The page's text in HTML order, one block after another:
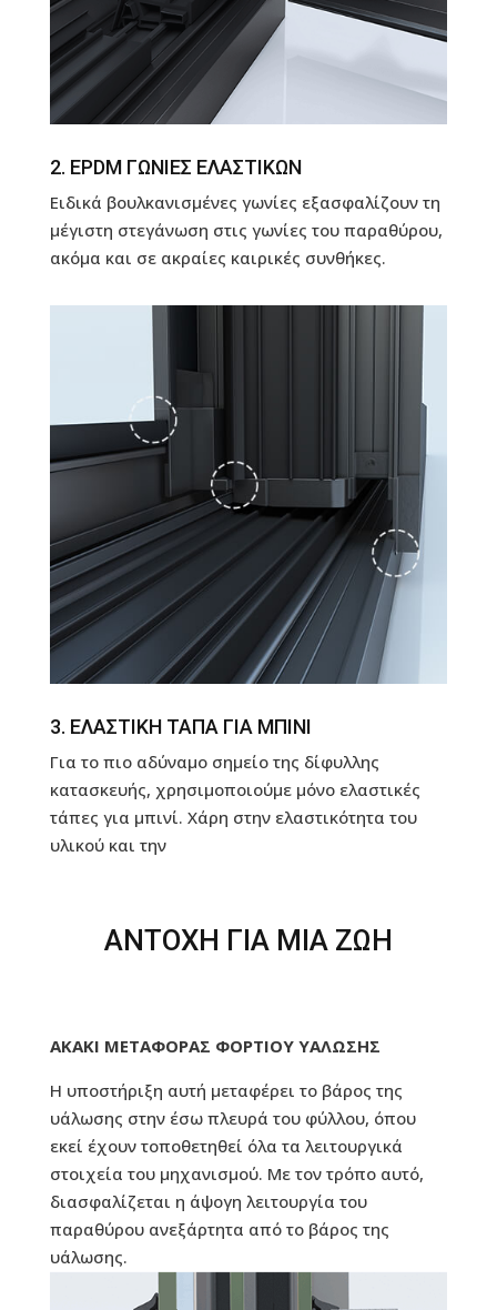
2. EPDM ΓΩΝΙΕΣ ΕΛΑΣΤΙΚΩΝ
Ειδικά βουλκανισμένες γωνίες εξασφαλίζουν τη
μέγιστη στεγάνωση στις γωνίες του παραθύρου,
ακόμα και σε ακραίες καιρικές συνθήκες.
3. ΕΛΑΣΤΙΚΗ ΤΑΠΑ ΓΙΑ ΜΠΙΝΙ
Για το πιο αδύναμο σημείο της δίφυλλης
κατασκευής, χρησιμοποιούμε μόνο ελαστικές
τάπες για μπινί. Χάρη στην ελαστικότητα του
υλικού και την
ΑΝΤΟΧΗ ΓΙΑ ΜΙΑ ΖΩΗ
ΑΚΑΚΙ ΜΕΤΑΦΟΡΑΣ ΦΟΡΤΙΟΥ ΥΑΛΩΣΗΣ
Η υποστήριξη αυτή μεταφέρει το βάρος της
υάλωσης στην έσω πλευρά του φύλλου, όπου
εκεί έχουν τοποθετηθεί όλα τα λειτουργικά
στοιχεία του μηχανισμού. Με τον τρόπο αυτό,
διασφαλίζεται η άψογη λειτουργία του
παραθύρου ανεξάρτητα από το βάρος της
υάλωσης.